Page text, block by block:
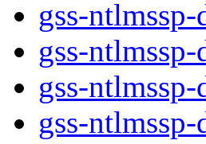
gss-
gss-
gss-
gss-